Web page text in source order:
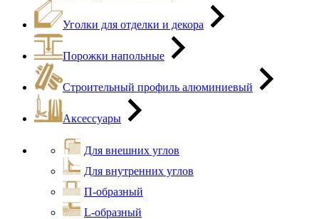
Уголки для отделки и декора
Порожки напольные
Строительный профиль алюминиевый
Аксессуары
Для внешних углов
Для внутренних углов
П-образный
L-образный